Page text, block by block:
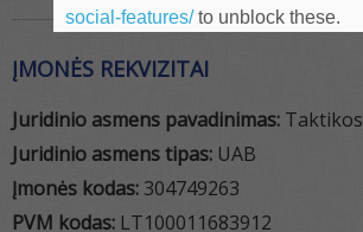
ĮMONĖS REKVIZITAI
Juridinio asmens pavadinimas: Taktikos
Juridinio asmens tipas: UAB
Įmonės kodas: 304749263
PVM kodas: LT100011683912
social-features/to unblock these.